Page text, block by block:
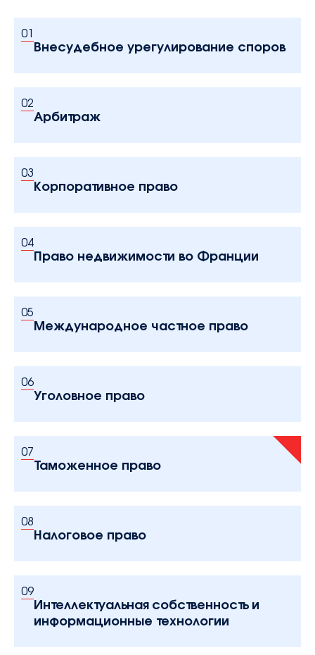
01
Внесудебное урегулирование споров
02
Арбитраж
03
Корпоративное право
04
Право недвижимости во Франции
05
Международное частное право
06
Уголовное право
07
Таможенное право
08
Налоговое право
09
Интеллектуальная собственность и
информационные технологии